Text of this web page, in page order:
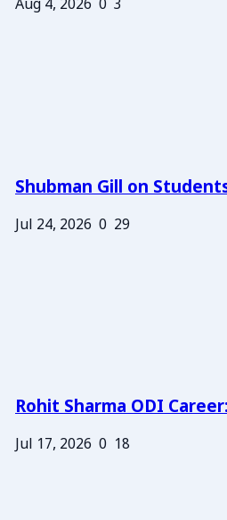
Aug 4, 2026 0 3
Shubman Gill on
Jul 24, 2026 0 29
Rohit Sharma ODI Career:
Jul 17, 2026 0 18